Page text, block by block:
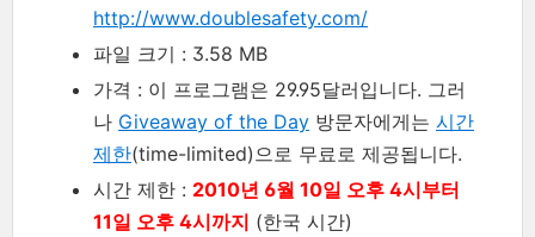
http://www.doublesafety.com/
파일 크기 : 3.58 MB
가격 : 이 프로그램은 29.95달러입니다. 그러
나 Giveaway of the Day 방문자에게는 시간
제한(time-limited)으로 무료로 제공됩니다.
시간 제한 : 2010년 6월 10일 오후 4시부터
11일 오후 4시까지 (한국 시간)